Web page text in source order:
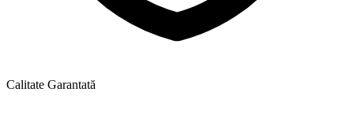
Calitate Garantată